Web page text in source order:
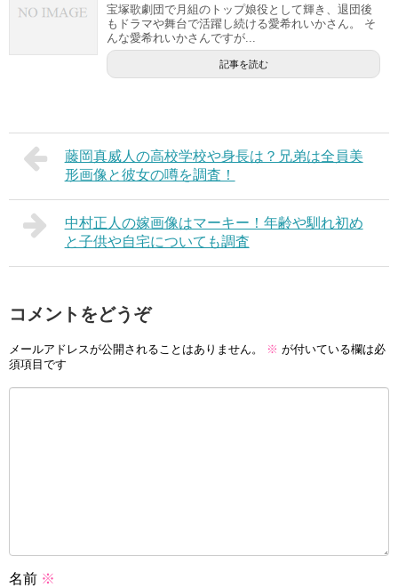
宝塚歌劇団で月組のトップ娘役として輝き、退団後
もドラマや舞台で活躍し続ける愛希れいかさん。 そ
んな愛希れいかさんですが...
記事を読む
藤岡真威人の高校学校や身長は？兄弟は全員美
形画像と彼女の噂を調査！
中村正人の嫁画像はマーキー！年齢や馴れ初め
と子供や自宅についても調査
コメントをどうぞ
メールアドレスが公開されることはありません。 ※ が付いている欄は必
須項目です
名前 ※